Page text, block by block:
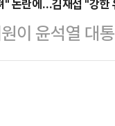
할 수 있는 문
기회도 충
하더라"라고
수는 전날 방
정보가 있다
" 논란에…김재섭 "강
이 윤석열 대
국민의힘 의